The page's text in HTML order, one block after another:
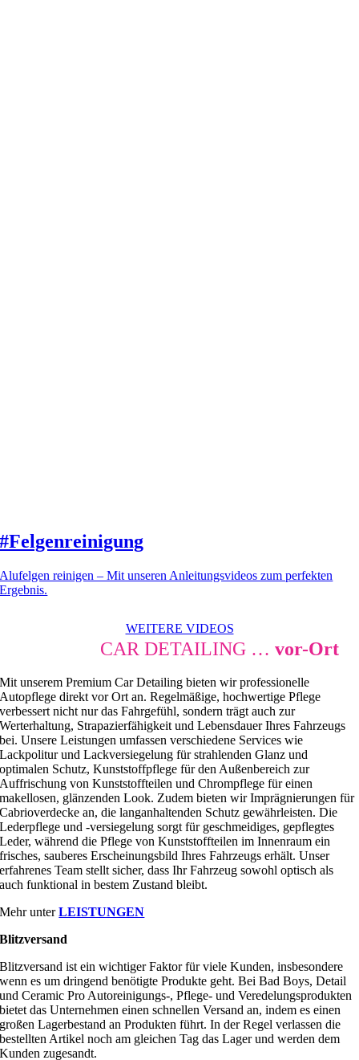
#Felgenreinigung
Alufelgen reinigen – Mit unseren Anleitungsvideos zum perfekten
Ergebnis.
WEITERE VIDEOS
CAR DETAILING … vor-Ort
Mit unserem Premium Car Detailing bieten wir professionelle
Autopflege direkt vor Ort an. Regelmäßige, hochwertige Pflege
verbessert nicht nur das Fahrgefühl, sondern trägt auch zur
Werterhaltung, Strapazierfähigkeit und Lebensdauer Ihres Fahrzeugs
bei. Unsere Leistungen umfassen verschiedene Services wie
Lackpolitur und Lackversiegelung für strahlenden Glanz und
optimalen Schutz, Kunststoffpflege für den Außenbereich zur
Auffrischung von Kunststoffteilen und Chrompflege für einen
makellosen, glänzenden Look. Zudem bieten wir Imprägnierungen für
Cabrioverdecke an, die langanhaltenden Schutz gewährleisten. Die
Lederpflege und -versiegelung sorgt für geschmeidiges, gepflegtes
Leder, während die Pflege von Kunststoffteilen im Innenraum ein
frisches, sauberes Erscheinungsbild Ihres Fahrzeugs erhält. Unser
erfahrenes Team stellt sicher, dass Ihr Fahrzeug sowohl optisch als
auch funktional in bestem Zustand bleibt.
Mehr unterLEISTUNGEN
Blitzversand
Blitzversand ist ein wichtiger Faktor für viele Kunden, insbesondere
wenn es um dringend benötigte Produkte geht. Bei Bad Boys, Detail
und Ceramic Pro Autoreinigungs-, Pflege- und Veredelungsprodukten
bietet das Unternehmen einen schnellen Versand an, indem es einen
großen Lagerbestand an Produkten führt. In der Regel verlassen die
bestellten Artikel noch am gleichen Tag das Lager und werden dem
Kunden zugesandt.